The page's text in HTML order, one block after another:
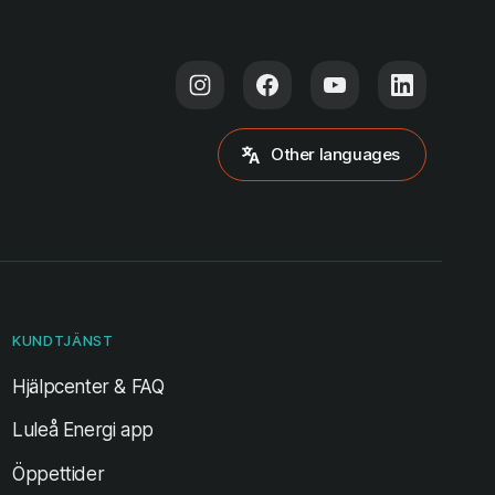
Other languages
KUNDTJÄNST
Hjälpcenter & FAQ
Luleå Energi app
Öppettider